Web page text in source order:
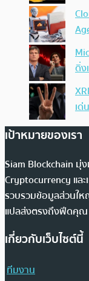
ดิ่ง
เ
เป้าหมายของเรา
Siam Blockchain มุ่
Cryptocurrency และ
รวบรวมข้อมูลส่วนให
แปลส่งตรงถึงฟีดคุณ
เกี่ยวกับเว็บไซต์นี้
ทีมงาน